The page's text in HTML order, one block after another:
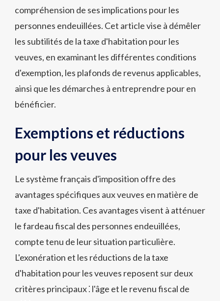
compréhension de ses implications pour les
personnes endeuillées. Cet article vise à démêler
les subtilités de la taxe d'habitation pour les
veuves, en examinant les différentes conditions
d'exemption, les plafonds de revenus applicables,
ainsi que les démarches à entreprendre pour en
bénéficier.
Exemptions et réductions
pour les veuves
Le système français d'imposition offre des
avantages spécifiques aux veuves en matière de
taxe d'habitation. Ces avantages visent à atténuer
le fardeau fiscal des personnes endeuillées,
compte tenu de leur situation particulière.
L'exonération et les réductions de la taxe
d'habitation pour les veuves reposent sur deux
critères principaux ⁚ l'âge et le revenu fiscal de